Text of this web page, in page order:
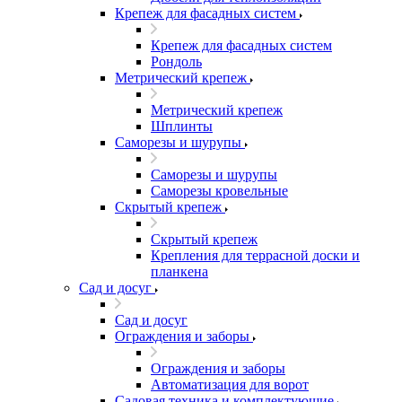
Крепеж для фасадных систем
Крепеж для фасадных систем
Рондоль
Метрический крепеж
Метрический крепеж
Шплинты
Саморезы и шурупы
Саморезы и шурупы
Саморезы кровельные
Скрытый крепеж
Скрытый крепеж
Крепления для террасной доски и
планкена
Сад и досуг
Сад и досуг
Ограждения и заборы
Ограждения и заборы
Автоматизация для ворот